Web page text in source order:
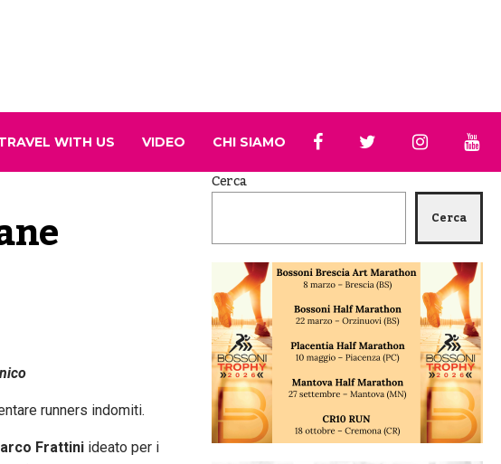
WITH US VIDEO CHI SIAMO
runners indomiti.
Frattini ideato per i
Cerca
Cerca